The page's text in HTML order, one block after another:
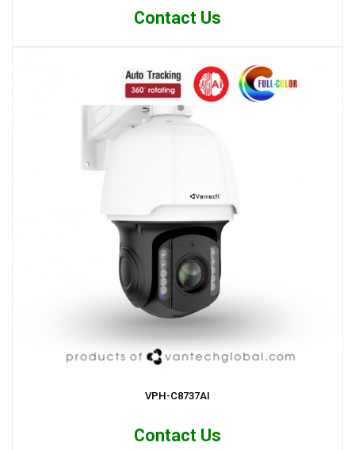
Contact Us
VPH-C8737AI
Contact Us